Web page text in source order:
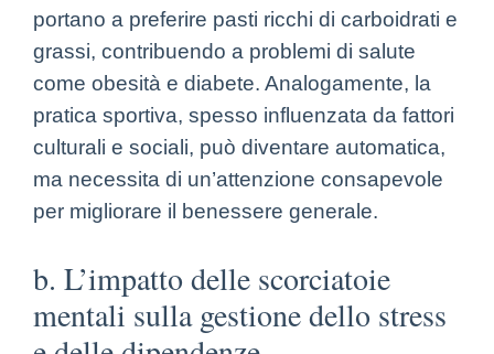
portano a preferire pasti ricchi di carboidrati e
grassi, contribuendo a problemi di salute
come obesità e diabete. Analogamente, la
pratica sportiva, spesso influenzata da fattori
culturali e sociali, può diventare automatica,
ma necessita di un’attenzione consapevole
per migliorare il benessere generale.
b. L’impatto delle scorciatoie
mentali sulla gestione dello stress